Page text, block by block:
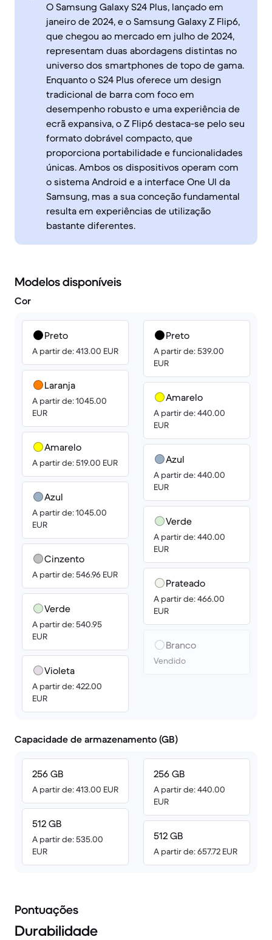
O Samsung Galaxy S24 Plus, lançado em
janeiro de 2024, e o Samsung Galaxy Z Flip6,
que chegou ao mercado em julho de 2024,
representam duas abordagens distintas no
universo dos smartphones de topo de gama.
Enquanto o S24 Plus oferece um design
tradicional de barra com foco em
desempenho robusto e uma experiência de
ecrã expansiva, o Z Flip6 destaca-se pelo seu
formato dobrável compacto, que
proporciona portabilidade e funcionalidades
únicas. Ambos os dispositivos operam com
o sistema Android e a interface One UI da
Samsung, mas a sua conceção fundamental
resulta em experiências de utilização
bastante diferentes.
Modelos disponíveis
Cor
Preto
A partir de: 413.00 EUR
Laranja
A partir de: 1045.00
EUR
Amarelo
A partir de: 519.00 EUR
Azul
A partir de: 1045.00
EUR
Cinzento
A partir de: 546.96 EUR
Verde
A partir de: 540.95
EUR
Violeta
A partir de: 422.00
EUR
Preto
A partir de: 539.00
EUR
Amarelo
A partir de: 440.00
EUR
Azul
A partir de: 440.00
EUR
Verde
A partir de: 440.00
EUR
Prateado
A partir de: 466.00
EUR
Branco
Vendido
Capacidade de armazenamento (GB)
256 GB
A partir de: 413.00 EUR
512 GB
A partir de: 535.00
EUR
256 GB
A partir de: 440.00
EUR
512 GB
A partir de: 657.72 EUR
Pontuações
Durabilidade